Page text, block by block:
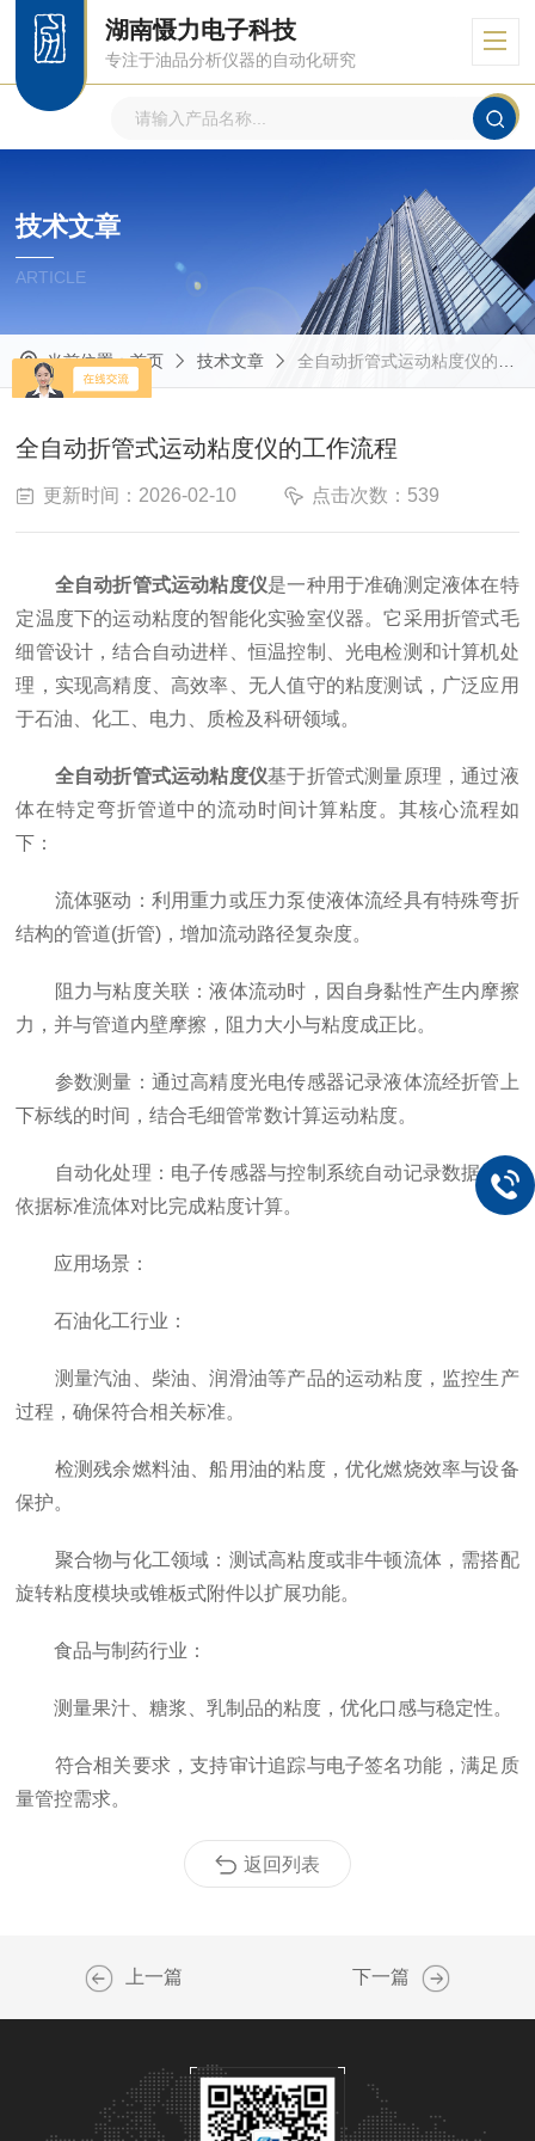
湖南慑力电子科技
专注于油品分析仪器的自动化研究
技术文章
ARTICLE
当前位置：首页 技术文章 全自动折管式运动粘度仪的工作流程
全自动折管式运动粘度仪的工作流程
更新时间：2026-02-10 点击次数：539
全自动折管式运动粘度仪是一种用于准确测定液体在特
定温度下的运动粘度的智能化实验室仪器。它采用折管式毛
细管设计，结合自动进样、恒温控制、光电检测和计算机处
理，实现高精度、高效率、无人值守的粘度测试，广泛应用
于石油、化工、电力、质检及科研领域。
全自动折管式运动粘度仪基于折管式测量原理，通过液
体在特定弯折管道中的流动时间计算粘度。其核心流程如
下：
流体驱动：利用重力或压力泵使液体流经具有特殊弯折
结构的管道(折管)，增加流动路径复杂度。
阻力与粘度关联：液体流动时，因自身黏性产生内摩擦
力，并与管道内壁摩擦，阻力大小与粘度成正比。
参数测量：通过高精度光电传感器记录液体流经折管上
下标线的时间，结合毛细管常数计算运动粘度。
自动化处理：电子传感器与控制系统自动记录数据，并
依据标准流体对比完成粘度计算。
应用场景：
石油化工行业：
测量汽油、柴油、润滑油等产品的运动粘度，监控生产
过程，确保符合相关标准。
检测残余燃料油、船用油的粘度，优化燃烧效率与设备
保护。
聚合物与化工领域：测试高粘度或非牛顿流体，需搭配
旋转粘度模块或锥板式附件以扩展功能。
食品与制药行业：
测量果汁、糖浆、乳制品的粘度，优化口感与稳定性。
符合相关要求，支持审计追踪与电子签名功能，满足质
量管控需求。
返回列表
上一篇 下一篇